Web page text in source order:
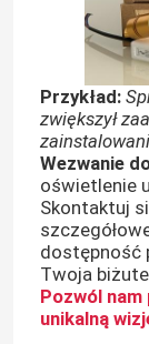
Oświetlenie
Oświetlenie
Szyna
ledowy
liniowa
Przykład:
zwiększył
Wezwanie
oświetlenie
Skontaktuj
dostępność
Twoja
Pozwól
unikalną